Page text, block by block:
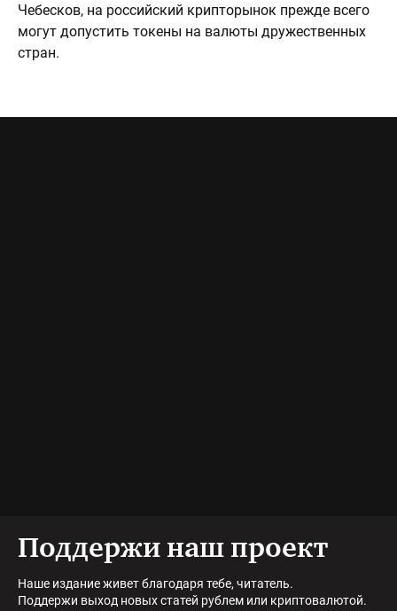
Чебесков, на российский крипторынок прежде всего
могут допустить токены на валюты дружественных
стран.
Поддержи наш проект
Наше издание живет благодаря тебе, читатель.
Поддержи выход новых статей рублем или криптовалютой.